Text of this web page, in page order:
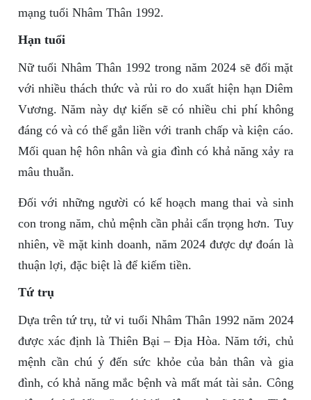
mạng tuổi Nhâm Thân 1992.
Hạn tuổi
Nữ tuổi Nhâm Thân 1992 trong năm 2024 sẽ đối mặt
với nhiều thách thức và rủi ro do xuất hiện hạn Diêm
Vương. Năm này dự kiến sẽ có nhiều chi phí không
đáng có và có thể gắn liền với tranh chấp và kiện cáo.
Mối quan hệ hôn nhân và gia đình có khả năng xảy ra
mâu thuẫn.
Đối với những người có kế hoạch mang thai và sinh
con trong năm, chủ mệnh cần phải cẩn trọng hơn. Tuy
nhiên, về mặt kinh doanh, năm 2024 được dự đoán là
thuận lợi, đặc biệt là để kiếm tiền.
Tứ trụ
Dựa trên tứ trụ, tử vi tuổi Nhâm Thân 1992 năm 2024
được xác định là Thiên Bại – Địa Hòa. Năm tới, chủ
mệnh cần chú ý đến sức khỏe của bản thân và gia
đình, có khả năng mắc bệnh và mất mát tài sản. Công